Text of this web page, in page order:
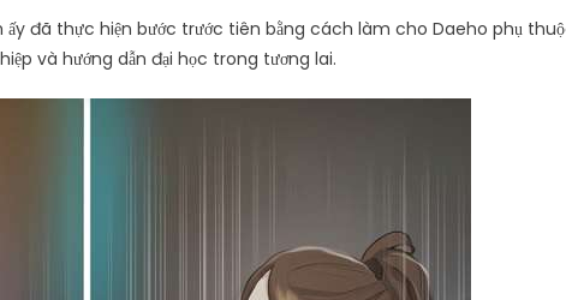
ấy đã thực hiện bước trước tiên bằng cách làm cho Daeho phụ
và hướng dẫn đại học trong tương lai.